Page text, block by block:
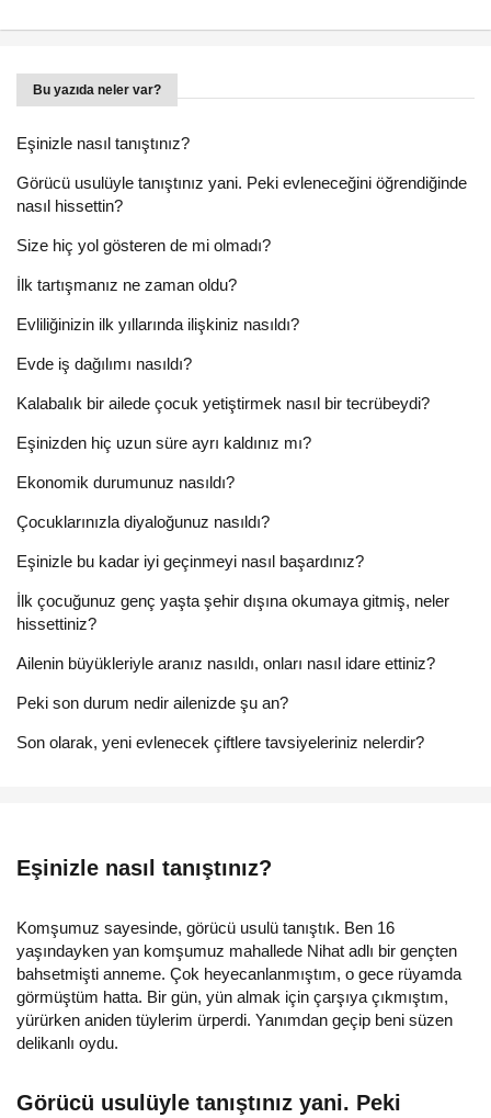
Bu yazıda neler var?
Eşinizle nasıl tanıştınız?
Görücü usulüyle tanıştınız yani. Peki evleneceğini öğrendiğinde
nasıl hissettin?
Size hiç yol gösteren de mi olmadı?
İlk tartışmanız ne zaman oldu?
Evliliğinizin ilk yıllarında ilişkiniz nasıldı?
Evde iş dağılımı nasıldı?
Kalabalık bir ailede çocuk yetiştirmek nasıl bir tecrübeydi?
Eşinizden hiç uzun süre ayrı kaldınız mı?
Ekonomik durumunuz nasıldı?
Çocuklarınızla diyaloğunuz nasıldı?
Eşinizle bu kadar iyi geçinmeyi nasıl başardınız?
İlk çocuğunuz genç yaşta şehir dışına okumaya gitmiş, neler
hissettiniz?
Ailenin büyükleriyle aranız nasıldı, onları nasıl idare ettiniz?
Peki son durum nedir ailenizde şu an?
Son olarak, yeni evlenecek çiftlere tavsiyeleriniz nelerdir?
Eşinizle nasıl tanıştınız?
Komşumuz sayesinde, görücü usulü tanıştık. Ben 16
yaşındayken yan komşumuz mahallede Nihat adlı bir gençten
bahsetmişti anneme. Çok heyecanlanmıştım, o gece rüyamda
görmüştüm hatta. Bir gün, yün almak için çarşıya çıkmıştım,
yürürken aniden tüylerim ürperdi. Yanımdan geçip beni süzen
delikanlı oydu.
Görücü usulüyle tanıştınız yani. Peki